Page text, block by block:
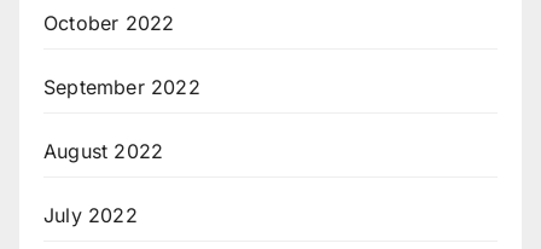
October 2022
September 2022
August 2022
July 2022